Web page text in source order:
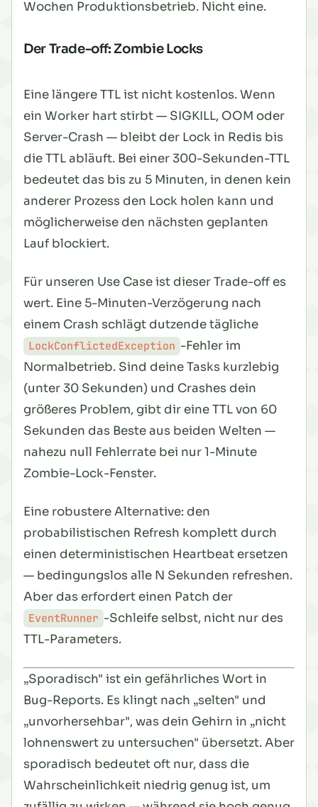
Wochen Produktionsbetrieb. Nicht eine.
Der Trade-off: Zombie Locks
Eine längere TTL ist nicht kostenlos. Wenn
ein Worker hart stirbt — SIGKILL, OOM oder
Server-Crash — bleibt der Lock in Redis bis
die TTL abläuft. Bei einer 300-Sekunden-TTL
bedeutet das bis zu 5 Minuten, in denen kein
anderer Prozess den Lock holen kann und
möglicherweise den nächsten geplanten
Lauf blockiert.
Für unseren Use Case ist dieser Trade-off es
wert. Eine 5-Minuten-Verzögerung nach
einem Crash schlägt dutzende tägliche
LockConflictedException -Fehler im
Normalbetrieb. Sind deine Tasks kurzlebig
(unter 30 Sekunden) und Crashes dein
größeres Problem, gibt dir eine TTL von 60
Sekunden das Beste aus beiden Welten —
nahezu null Fehlerrate bei nur 1-Minute
Zombie-Lock-Fenster.
Eine robustere Alternative: den
probabilistischen Refresh komplett durch
einen deterministischen Heartbeat ersetzen
— bedingungslos alle N Sekunden refreshen.
Aber das erfordert einen Patch der
EventRunner -Schleife selbst, nicht nur des
TTL-Parameters.
„Sporadisch" ist ein gefährliches Wort in
Bug-Reports. Es klingt nach „selten" und
„unvorhersehbar", was dein Gehirn in „nicht
lohnenswert zu untersuchen" übersetzt. Aber
sporadisch bedeutet oft nur, dass die
Wahrscheinlichkeit niedrig genug ist, um